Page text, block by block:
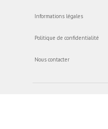
Informations légales
Politique de confidentialité
Nous contacter